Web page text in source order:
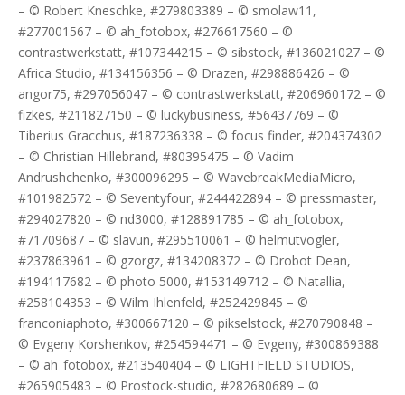
– © Robert Kneschke, #279803389 – © smolaw11,
#277001567 – © ah_fotobox, #276617560 – ©
contrastwerkstatt, #107344215 – © sibstock, #136021027 – ©
Africa Studio, #134156356 – © Drazen, #298886426 – ©
angor75, #297056047 – © contrastwerkstatt, #206960172 – ©
fizkes, #211827150 – © luckybusiness, #56437769 – ©
Tiberius Gracchus, #187236338 – © focus finder, #204374302
– © Christian Hillebrand, #80395475 – © Vadim
Andrushchenko, #300096295 – © WavebreakMediaMicro,
#101982572 – © Seventyfour, #244422894 – © pressmaster,
#294027820 – © nd3000, #128891785 – © ah_fotobox,
#71709687 – © slavun, #295510061 – © helmutvogler,
#237863961 – © gzorgz, #134208372 – © Drobot Dean,
#194117682 – © photo 5000, #153149712 – © Natallia,
#258104353 – © Wilm Ihlenfeld, #252429845 – ©
franconiaphoto, #300667120 – © pikselstock, #270790848 –
© Evgeny Korshenkov, #254594471 – © Evgeny, #300869388
– © ah_fotobox, #213540404 – © LIGHTFIELD STUDIOS,
#265905483 – © Prostock-studio, #282680689 – ©